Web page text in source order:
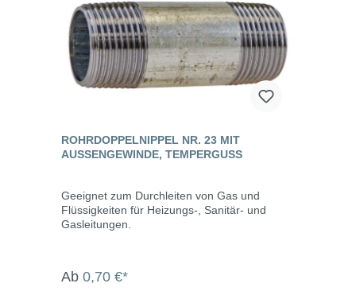
ROHRDOPPELNIPPEL NR. 23 MIT
AUSSENGEWINDE, TEMPERGUSS
Geeignet zum Durchleiten von Gas und
Flüssigkeiten für Heizungs-, Sanitär- und
Gasleitungen.
Ab 0,70 €*